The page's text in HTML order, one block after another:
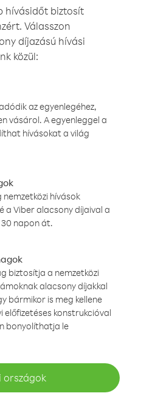
hívásidőt biztosít
Válasszon
díjazású hívási
közül:
az egyenlegéhez,
vásárol. A egyenleggel a
hívásokat a világ
hívások
a Viber alacsony díjaival a
napon át.
biztosítja a nemzetközi
alacsony díjakkal
bármikor is meg kellene
konstrukcióval
bonyolíthatja le
országok